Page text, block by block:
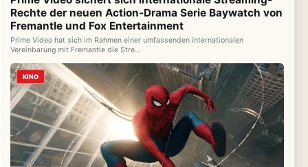
Rechte der neuen Action-Drama Serie Baywatch von
Fremantle und Fox Entertainment
Prime Video hat sich im Rahmen einer umfassenden internationalen
Vereinbarung mit Fremantle die Stre…
KINO